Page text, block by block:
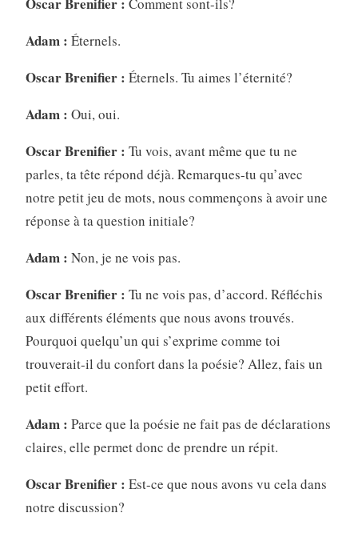
Comment sont-ils?
Adam : Éternels.
Oscar Brenifier : Éternels. Tu aimes l’éternité?
Adam : Oui, oui.
Oscar Brenifier : Tu vois, avant même que tu ne
parles, ta tête répond déjà. Remarques-tu qu’avec
notre petit jeu de mots, nous commençons à avoir une
réponse à ta question initiale?
Adam : Non, je ne vois pas.
Oscar Brenifier : Tu ne vois pas, d’accord. Réfléchis
aux différents éléments que nous avons trouvés.
Pourquoi quelqu’un qui s’exprime comme toi
trouverait-il du confort dans la poésie? Allez, fais un
petit effort.
Adam : Parce que la poésie ne fait pas de déclarations
claires, elle permet donc de prendre un répit.
Oscar Brenifier : Est-ce que nous avons vu cela dans
notre discussion?